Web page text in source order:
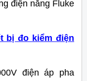
điện năng Fluke
bị đo kiểm điện
điện áp pha